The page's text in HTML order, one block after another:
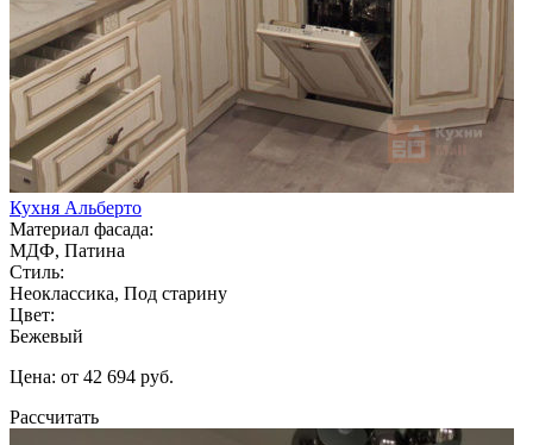
Кухня Альберто
Материал фасада:
МДФ, Патина
Стиль:
Неоклассика, Под старину
Цвет:
Бежевый
Цена: от 42 694 руб.
Рассчитать